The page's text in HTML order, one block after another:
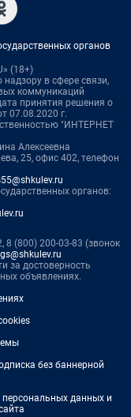
органов
(18+)
в сфере связи,
коммуникаций
принятия решения о
07.08.2020 г.
"ИНТЕРНЕТ
Алексеевна
25, офис 402, телефон
органов:
8 (800) 200-03-83 (звонок
за достоверность
объявлениях.
без баннерной
данных и